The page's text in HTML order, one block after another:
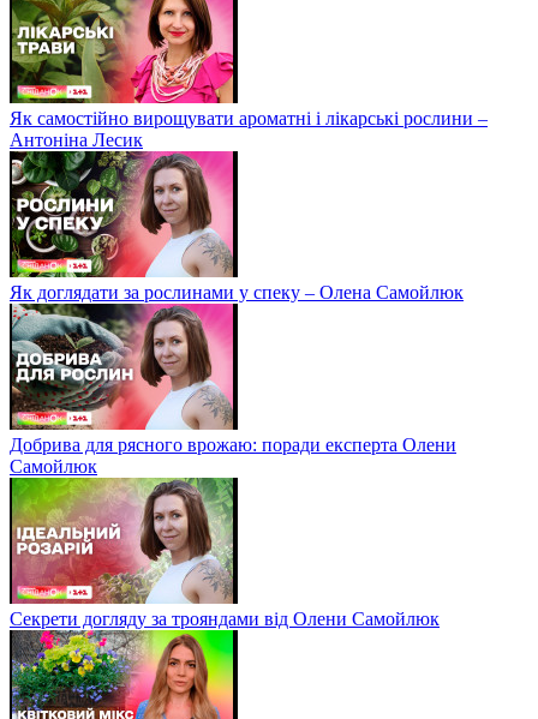
Як самостійно вирощувати ароматні і лікарські рослини –
Антоніна Лесик
Як доглядати за рослинами у спеку – Олена Самойлюк
Добрива для рясного врожаю: поради експерта Олени
Самойлюк
Секрети догляду за трояндами від Олени Самойлюк